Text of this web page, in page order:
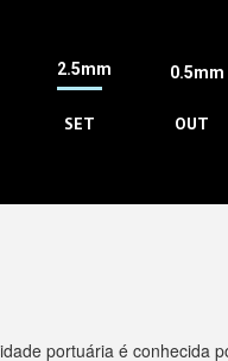
2.5mm
SET
0.5mm
OUT
portuária é conhecida